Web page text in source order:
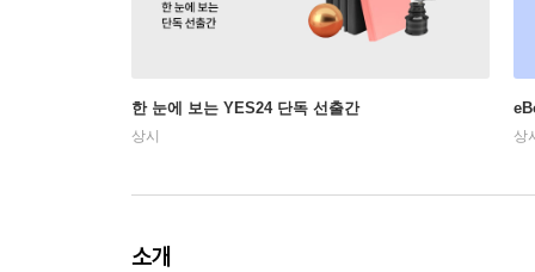
한 눈에 보는 YES24 단독 선출간
상시 상
소개